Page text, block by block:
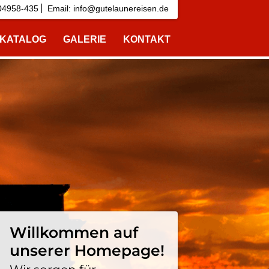
435 Email: info@gutelaunereisen.de
GALERIE KONTAKT
Willkommen auf
unserer Homepage!